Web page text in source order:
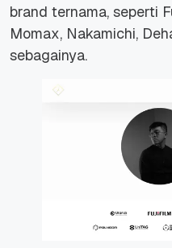
brand ternama, seperti
Momax, Nakamichi,
sebagainya.